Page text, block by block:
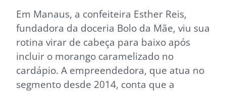
Em Manaus, a confeiteira Esther Reis,
fundadora da doceria Bolo da Mãe, viu sua
rotina virar de cabeça para baixo após
incluir o morango caramelizado no
cardápio. A empreendedora, que atua no
segmento desde 2014, conta que a